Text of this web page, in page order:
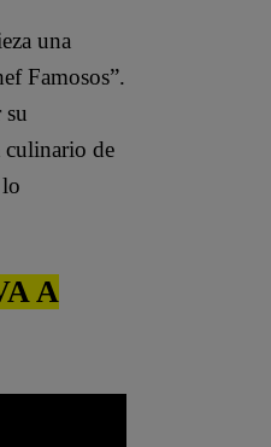
una
Famosos”.
culinario de
A